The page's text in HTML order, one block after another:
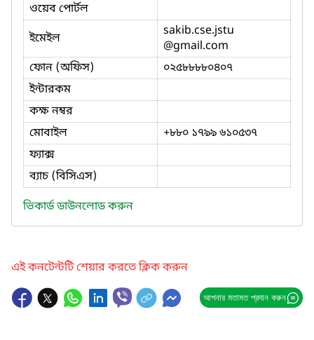
ওয়েব পোর্টল
ইমেইল
sakib.cse.jstu
@gmail.com
ফোন (অফিস)
০২৫৮৮৮৮০৪০৭
ইন্টারকম
কক্ষ নম্বর
মোবাইল
+৮৮০ ১৭৯৯ ৬১০৫৩৭
ফ্যাক্স
ব্যাচ (বিসিএস)
ভিকার্ড ডাউনলোড করুন
এই কনটেন্টটি শেয়ার করতে ক্লিক করুন
আপনার মতামত প্রদান করুন